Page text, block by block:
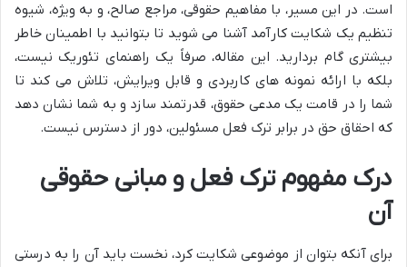
است. در این مسیر، با مفاهیم حقوقی، مراجع صالح، و به ویژه، شیوه
تنظیم یک شکایت کارآمد آشنا می شوید تا بتوانید با اطمینان خاطر
بیشتری گام بردارید. این مقاله، صرفاً یک راهنمای تئوریک نیست،
بلکه با ارائه نمونه های کاربردی و قابل ویرایش، تلاش می کند تا
شما را در قامت یک مدعی حقوق، قدرتمند سازد و به شما نشان دهد
که احقاق حق در برابر ترک فعل مسئولین، دور از دسترس نیست.
درک مفهوم ترک فعل و مبانی حقوقی
آن
برای آنکه بتوان از موضوعی شکایت کرد، نخست باید آن را به درستی